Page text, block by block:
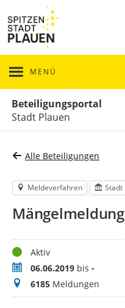
MENÜ
Beteiligungsportal
Stadt Plauen
Alle Beteiligungen
Meldeverfahren Stadt
StatusAktiv
Zeitraum06.06.2019 bis -
Meldungen
6185 Meldungen